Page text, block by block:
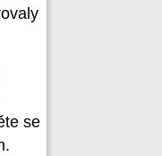
se